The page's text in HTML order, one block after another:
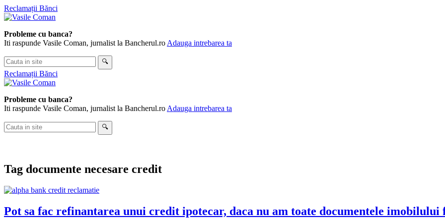
Skip
to
Reclamații Bănci
Probleme cu banca?
Iti raspunde Vasile Coman, jurnalist la Bancherul.ro Adauga intrebarea ta
Cauta
in
site
🔍
Reclamații Bănci
Probleme cu banca?
Iti raspunde Vasile Coman, jurnalist la Bancherul.ro Adauga intrebarea ta
Cauta
in
🔍
Tag documente necesare credit
Pot sa fac refinantarea unui credit ipotecar, daca nu am toate documentele imobilului